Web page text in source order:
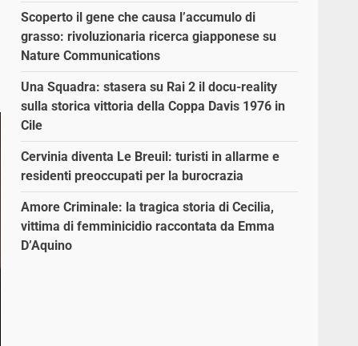
Scoperto il gene che causa l’accumulo di
grasso: rivoluzionaria ricerca giapponese su
Nature Communications
Una Squadra: stasera su Rai 2 il docu-reality
sulla storica vittoria della Coppa Davis 1976 in
Cile
Cervinia diventa Le Breuil: turisti in allarme e
residenti preoccupati per la burocrazia
Amore Criminale: la tragica storia di Cecilia,
vittima di femminicidio raccontata da Emma
D’Aquino